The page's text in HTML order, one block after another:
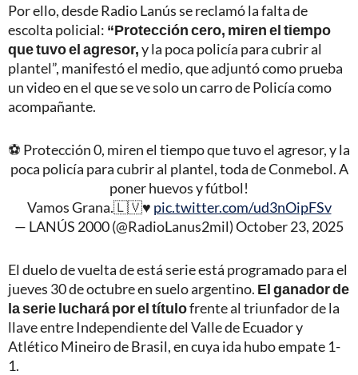
Por ello, desde Radio Lanús se reclamó la falta de
escolta policial: “Protección cero, miren el tiempo
que tuvo el agresor,y la poca policía para cubrir al
plantel”, manifestó el medio, que adjuntó como prueba
un video en el que se ve solo un carro de Policía como
acompañante.
⚽️ Protección 0, miren el tiempo que tuvo el agresor, y la
poca policía para cubrir al plantel, toda de Conmebol. A
poner huevos y fútbol!
Vamos Grana.🇱🇻♥️ pic.twitter.com/ud3nOipFSv
— LANÚS 2000 (@RadioLanus2mil)October 23, 2025
El duelo de vuelta de está serie está programado para el
jueves 30 de octubre en suelo argentino. El ganador de
la serie luchará por el títulofrente al triunfador de la
llave entre Independiente del Valle de Ecuador y
Atlético Mineiro de Brasil, en cuya ida hubo empate 1-
1.